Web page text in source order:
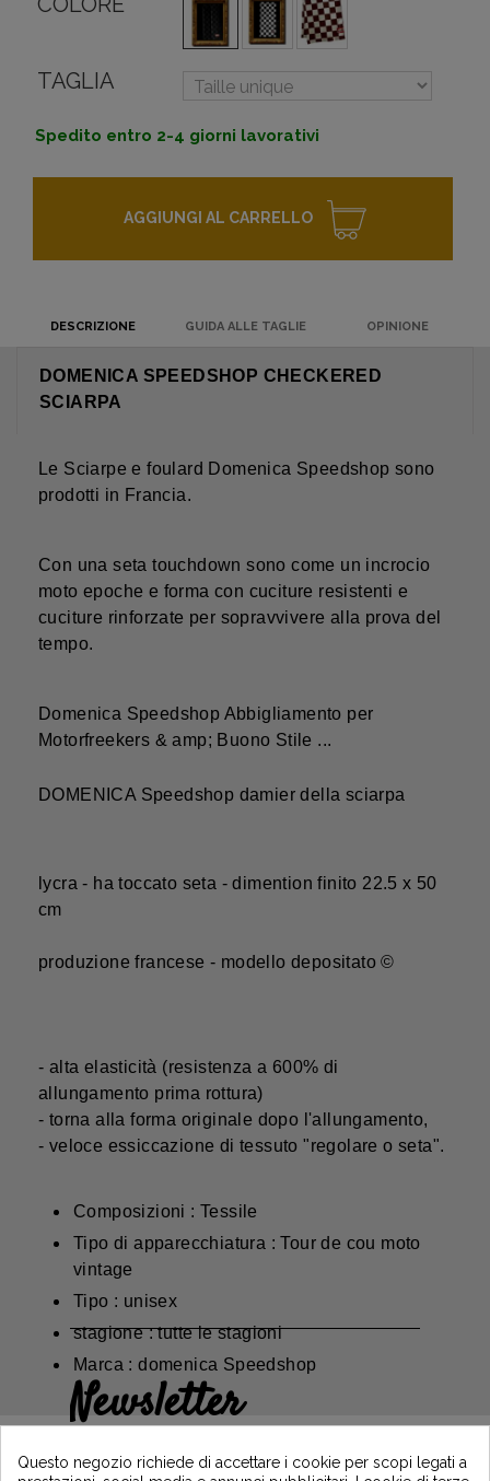
TAGLIA
Spedito entro 2-4 giorni lavorativi
AGGIUNGI AL CARRELLO
DESCRIZIONE GUIDA ALLE TAGLIE OPINIONE
DOMENICA SPEEDSHOP CHECKERED
SCIARPA
Le Sciarpe e foulard Domenica Speedshop sono
prodotti in Francia.
Con una seta touchdown sono come un incrocio
moto epoche e forma con cuciture resistenti e
cuciture rinforzate per sopravvivere alla prova del
tempo.
Domenica Speedshop Abbigliamento per
Motorfreekers & amp; Buono Stile ...
DOMENICA Speedshop damier della sciarpa
lycra - ha toccato seta - dimention finito 22.5 x 50
cm
produzione francese - modello depositato ©
- alta elasticità (resistenza a 600% di
allungamento prima rottura)
- torna alla forma originale dopo l'allungamento,
- veloce essiccazione di tessuto "regolare o seta".
Composizioni : Tessile
Tipo di apparecchiatura : Tour de cou moto
vintage
Tipo : unisex
stagione : tutte le stagioni
Marca : domenica Speedshop
Newsletter
iscrivendoti e resta informato sulle ultime
notizie di Vintage Motors
Questo negozio richiede di accettare i cookie per scopi legati a